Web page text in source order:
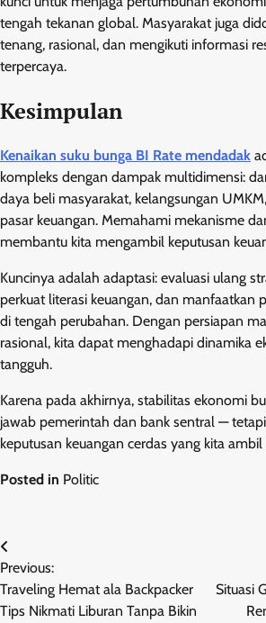
tengah tekanan global. Masyarakat juga
tenang, rasional, dan mengikuti informasi
terpercaya.
Kesimpulan
Kenaikan suku bunga BI Rate mendadak
kompleks dengan dampak multidimensi:
daya beli masyarakat, kelangsungan
pasar keuangan. Memahami mekanisme
membantu kita mengambil keputusan
Kuncinya adalah adaptasi: evaluasi ulang
perkuat literasi keuangan, dan manfaatkan
di tengah perubahan. Dengan persiapan
rasional, kita dapat menghadapi dinamika
tangguh.
Karena pada akhirnya, stabilitas ekonomi
jawab pemerintah dan bank sentral —
keputusan keuangan cerdas yang kita
Posted in Politic
Post
navigation
Previous:
Traveling Hemat ala Backpacker
Tips Nikmati Liburan Tanpa Bikin
Situasi